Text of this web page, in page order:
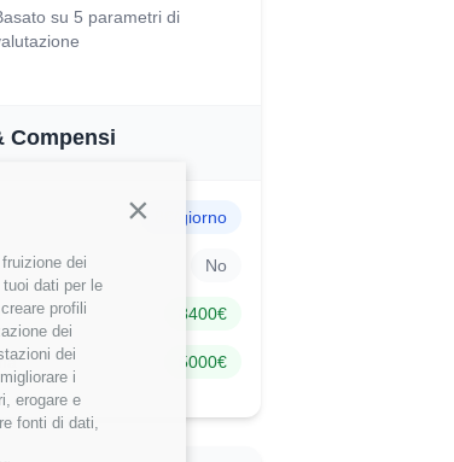
Continua senza accettare
dei
dati per le
profili
dei
dei
i
erogare e
fonti di dati,
su 5 parametri di
Compensi
8€/giorno
No
8400€
5000€